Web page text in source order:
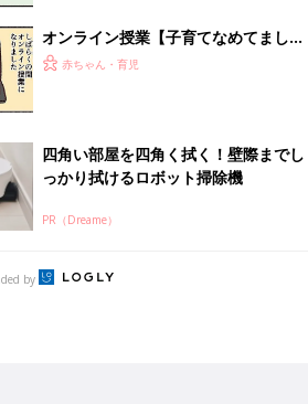
オンライン授業【子育てなめてました
日記#136】
赤ちゃん・育児
四角い部屋を四角く拭く！壁際までし
っかり拭けるロボット掃除機
PR（Dreame）
by